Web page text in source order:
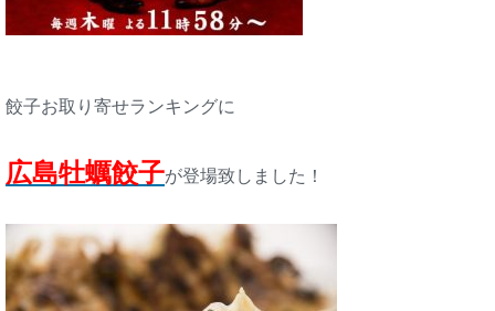
餃子お取り寄せランキングに
広島牡蠣餃子が登場致しました！